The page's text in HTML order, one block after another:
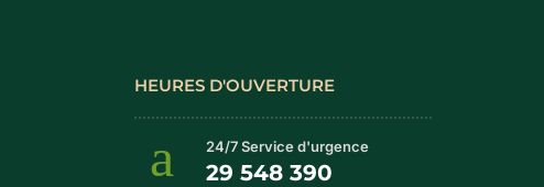
HEURES D'OUVERTURE
24/7 Service d'urgence
29 548 390